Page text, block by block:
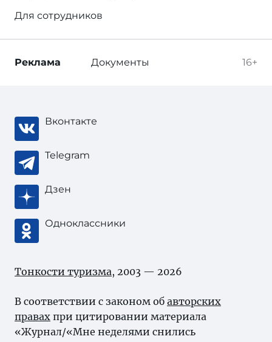
Для сотрудников
16+
Реклама Документы
Вконтакте
Telegram
Дзен
Одноклассники
Тонкости туризма, 2003 — 2026
В соответствии с законом об авторских
правах при цитировании материала
«Журнал/«Мне неделями снились